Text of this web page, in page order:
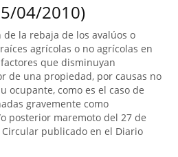
04/2010)
la rebaja de los avalúos o
agrícolas o no agrícolas en
que disminuyan
de una propiedad, por causas no
ocupante, como es el caso de
gravemente como
posterior maremoto del 27 de
publicado en el Diario